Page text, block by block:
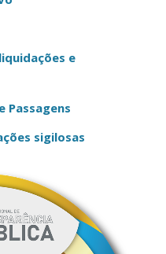
e
Passagens
sigilosas